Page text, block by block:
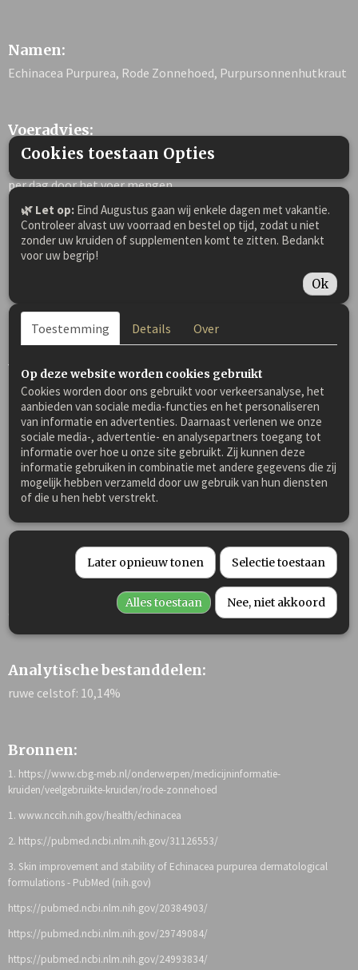
Namen:
Echinacea Purpurea, Rode Zonnehoed, Purpursonnenhutkraut
Voeradvies:
Dosering 1x daags: Stokmaat tot 1.35m 1-2 schepjes p.d.;
1.35m tot 1.57m. 2-3 schepjes p.d.; groter dan 1.58m 4 schepjes
per dag door het voer mengen.
Tenzij anders voorgeschreven door uw dierenarts of
therapeut.
Niet voeren als er ook sprake is van een auto-
Bewaren droog, uit de zon en in afgesloten emmer (géén
blik)
Verpakking opties:
500 gram of 800 gram
zak of emmer
maatschepje kankosteloosworden toegevoegd
Doordat we het maatschepje niet meer standaard bij al onze
producten toevoegen, hopen we een bijdrage te leveren aan
het verminderen van plastic in het milieu.
Samenstelling:
Eneklvoudig diervoeder voor paarden
Natuurproduct 100% gedroogd en gesneden Rode Zonnehoed
oftewel Echinacea Purpurea vanhumane kwaliteit!
Analytische bestanddelen:
ruwe celstof: 10,14%
Bronnen:
1. https://www.cbg-meb.nl/onderwerpen/medicijninformatie-
kruiden/veelgebruikte-kruiden/rode-zonnehoed
1. www.nccih.nih.gov/health/echinacea
2. https://pubmed.ncbi.nlm.nih.gov/31126553/
3. Skin improvement and stability of Echinacea purpurea dermatological
formulations - PubMed (nih.gov)
https://pubmed.ncbi.nlm.nih.gov/20384903/
https://pubmed.ncbi.nlm.nih.gov/29749084/
https://pubmed.ncbi.nlm.nih.gov/24993834/
Cookies toestaan Opties
🌿 Let op: Eind Augustus gaan wij enkele dagen met vakantie.
Controleer alvast uw voorraad en bestel op tijd, zodat u niet
zonder uw kruiden of supplementen komt te zitten. Bedankt
voor uw begrip!
Ok
Toestemming Details Over
Op deze website worden cookies gebruikt
Cookies worden door ons gebruikt voor verkeersanalyse, het
aanbieden van sociale media-functies en het personaliseren
van informatie en advertenties. Daarnaast verlenen we onze
sociale media-, advertentie- en analysepartners toegang tot
informatie over hoe u onze site gebruikt. Zij kunnen deze
informatie gebruiken in combinatie met andere gegevens die zij
mogelijk hebben verzameld door uw gebruik van hun diensten
of die u hen hebt verstrekt.
Later opnieuw tonen Selectie toestaan
Alles toestaan Nee, niet akkoord